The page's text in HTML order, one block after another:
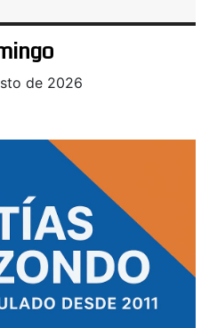
de 2026